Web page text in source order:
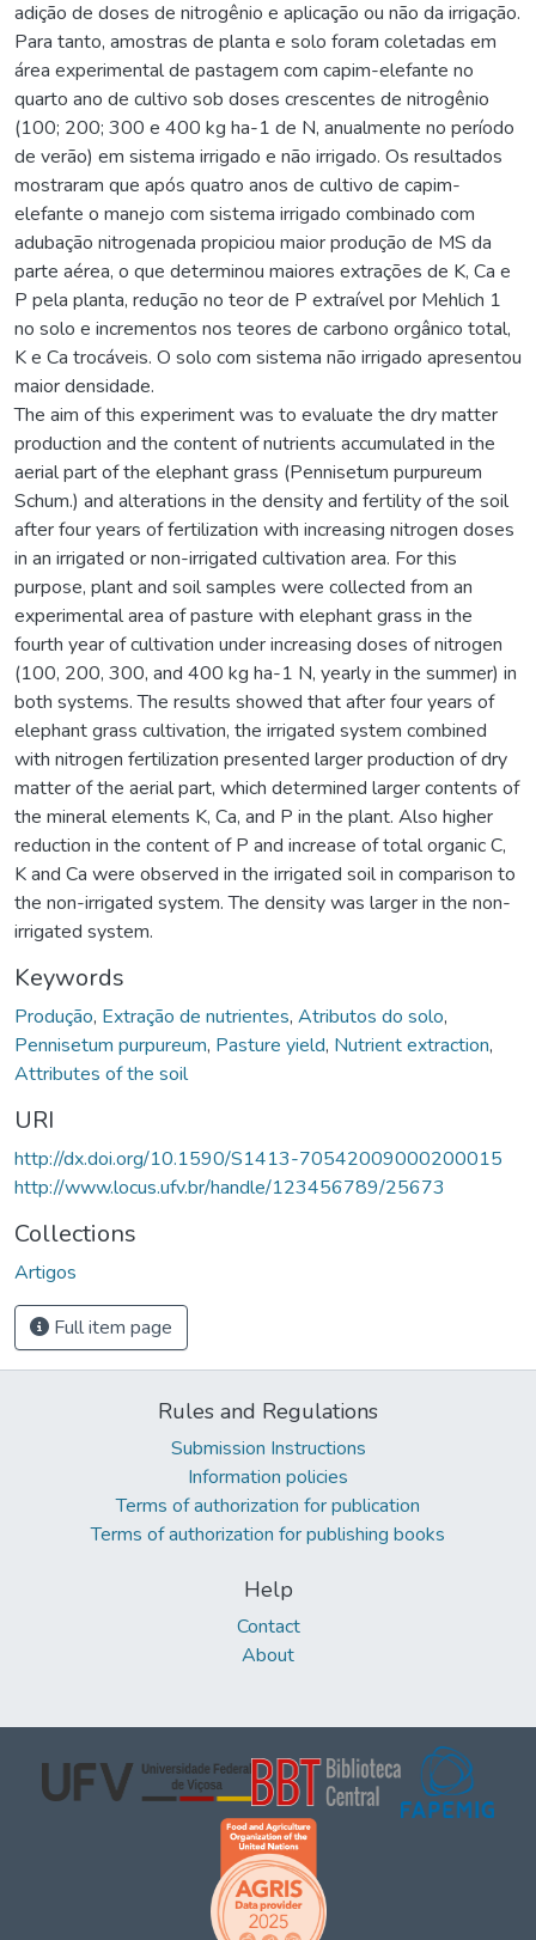
adição de doses de nitrogênio e aplicação ou não da irrigação.
Para tanto, amostras de planta e solo foram coletadas em
área experimental de pastagem com capim-elefante no
quarto ano de cultivo sob doses crescentes de nitrogênio
(100; 200; 300 e 400 kg ha-1 de N, anualmente no período
de verão) em sistema irrigado e não irrigado. Os resultados
mostraram que após quatro anos de cultivo de capim-
elefante o manejo com sistema irrigado combinado com
adubação nitrogenada propiciou maior produção de MS da
parte aérea, o que determinou maiores extrações de K, Ca e
P pela planta, redução no teor de P extraível por Mehlich 1
no solo e incrementos nos teores de carbono orgânico total,
K e Ca trocáveis. O solo com sistema não irrigado apresentou
maior densidade.
The aim of this experiment was to evaluate the dry matter
production and the content of nutrients accumulated in the
aerial part of the elephant grass (Pennisetum purpureum
Schum.) and alterations in the density and fertility of the soil
after four years of fertilization with increasing nitrogen doses
in an irrigated or non-irrigated cultivation area. For this
purpose, plant and soil samples were collected from an
experimental area of pasture with elephant grass in the
fourth year of cultivation under increasing doses of nitrogen
(100, 200, 300, and 400 kg ha-1 N, yearly in the summer) in
both systems. The results showed that after four years of
elephant grass cultivation, the irrigated system combined
with nitrogen fertilization presented larger production of dry
matter of the aerial part, which determined larger contents of
the mineral elements K, Ca, and P in the plant. Also higher
reduction in the content of P and increase of total organic C,
K and Ca were observed in the irrigated soil in comparison to
the non-irrigated system. The density was larger in the non-
irrigated system.
Keywords
Produção, Extração de nutrientes, Atributos do solo,
Pennisetum purpureum, Pasture yield, Nutrient extraction,
Attributes of the soil
URI
http://dx.doi.org/10.1590/S1413-70542009000200015
http://www.locus.ufv.br/handle/123456789/25673
Collections
Artigos
Full item page
Rules and Regulations
Submission Instructions
Information policies
Terms of authorization for publication
Terms of authorization for publishing books
Help
Contact
About